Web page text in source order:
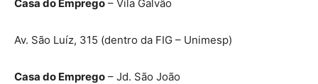
Casa do Emprego – Vila Galvão
Av. São Luíz, 315 (dentro da FIG – Unimesp)
Casa do Emprego – Jd. São João